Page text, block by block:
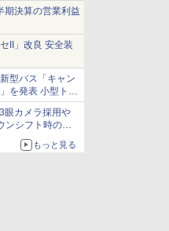
期決算の営業利益
II」改良 安全装
型バス「キャン
を発表 小型トラ
けバス
眼カメラ採用や
ンシフト時の操
もっと見る